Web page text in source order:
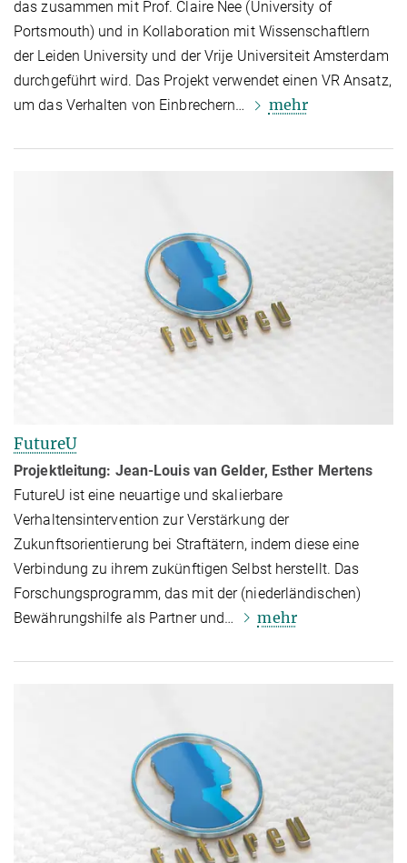
das zusammen mit Prof. Claire Nee (University of
Portsmouth) und in Kollaboration mit Wissen­schaft­lern
der Leiden University und der Vrije Universiteit Amsterdam
durch­ge­führt wird. Das Projekt verwendet einen VR Ansatz,
um das Verhalten von Einbrechern…
mehr
FutureU
Projektleitung: Jean-Louis van Gelder, Esther Mertens
FutureU ist eine neuartige und skalierbare
Verhaltensintervention zur Ver­stär­kung der
Zukunftsorientierung bei Straf­tätern, indem diese eine
Verbindung zu ihrem zukünftigen Selbst herstellt. Das
Forschungsprogramm, das mit der (nie­der­ländischen)
Bewährungshilfe als Partner und…
mehr